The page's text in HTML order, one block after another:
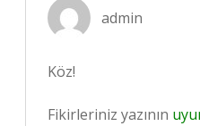
admin
Köz!
Fikirleriniz yazının